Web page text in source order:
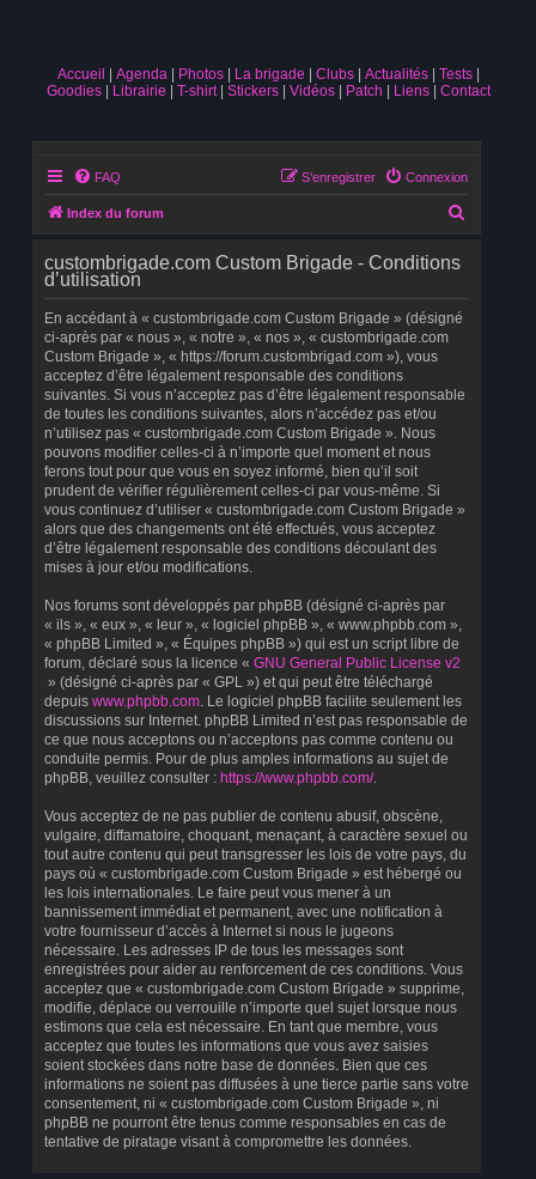
Accueil Agenda Photos La brigade Clubs Actualités
Tests
Goodies
Librairie T-shirt Stickers Vidéos Patch Liens Contact
FAQ Connexion
S’enregistrer
Index du forum
custombrigade.com Custom Brigade - Conditions
d’utilisation
En accédant à « custombrigade.com Custom Brigade » (désigné
ci-après par « nous », « notre », « nos », « custombrigade.com
Custom Brigade », « https://forum.custombrigad.com »), vous
acceptez d’être légalement responsable des conditions
suivantes. Si vous n’acceptez pas d’être légalement responsable
de toutes les conditions suivantes, alors n’accédez pas et/ou
n’utilisez pas « custombrigade.com Custom Brigade ». Nous
pouvons modifier celles-ci à n’importe quel moment et nous
ferons tout pour que vous en soyez informé, bien qu’il soit
prudent de vérifier régulièrement celles-ci par vous-même. Si
vous continuez d’utiliser « custombrigade.com Custom Brigade »
alors que des changements ont été effectués, vous acceptez
d’être légalement responsable des conditions découlant des
mises à jour et/ou modifications.
Nos forums sont développés par phpBB (désigné ci-après par
« ils », « eux », « leur », « logiciel phpBB », « www.phpbb.com »,
« phpBB Limited », « Équipes phpBB ») qui est un script libre de
forum, déclaré sous la licence « GNU General Public License v2
» (désigné ci-après par « GPL ») et qui peut être téléchargé
depuis www.phpbb.com. Le logiciel phpBB facilite seulement les
discussions sur Internet. phpBB Limited n’est pas responsable de
ce que nous acceptons ou n’acceptons pas comme contenu ou
conduite permis. Pour de plus amples informations au sujet de
phpBB, veuillez consulter : https://www.phpbb.com/.
Vous acceptez de ne pas publier de contenu abusif, obscène,
vulgaire, diffamatoire, choquant, menaçant, à caractère sexuel ou
tout autre contenu qui peut transgresser les lois de votre pays, du
pays où « custombrigade.com Custom Brigade » est hébergé ou
les lois internationales. Le faire peut vous mener à un
bannissement immédiat et permanent, avec une notification à
votre fournisseur d’accès à Internet si nous le jugeons
nécessaire. Les adresses IP de tous les messages sont
enregistrées pour aider au renforcement de ces conditions. Vous
acceptez que « custombrigade.com Custom Brigade » supprime,
modifie, déplace ou verrouille n’importe quel sujet lorsque nous
estimons que cela est nécessaire. En tant que membre, vous
acceptez que toutes les informations que vous avez saisies
soient stockées dans notre base de données. Bien que ces
informations ne soient pas diffusées à une tierce partie sans votre
consentement, ni « custombrigade.com Custom Brigade », ni
phpBB ne pourront être tenus comme responsables en cas de
tentative de piratage visant à compromettre les données.